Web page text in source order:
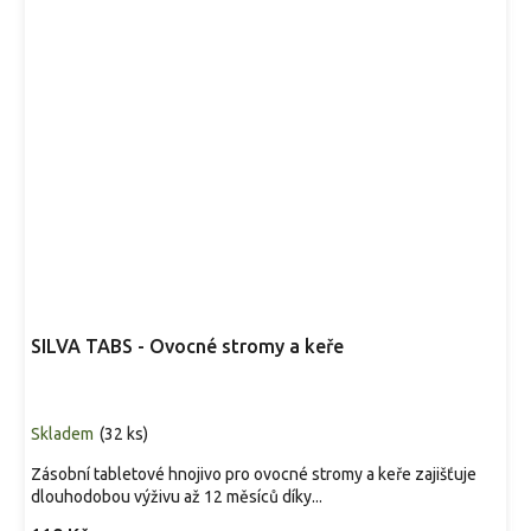
SILVA TABS - Ovocné stromy a keře
Skladem (32 ks)
Zásobní tabletové hnojivo pro ovocné stromy a keře zajišťuje
dlouhodobou výživu až 12 měsíců díky...